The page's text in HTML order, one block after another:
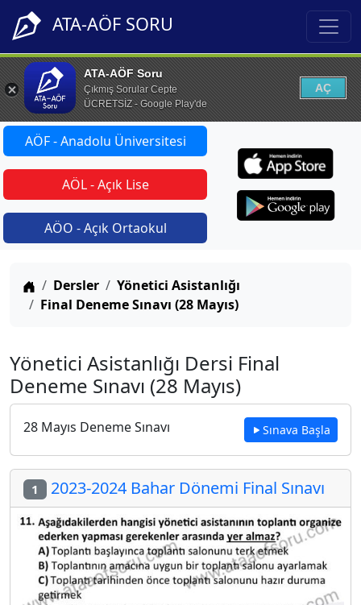
ATA-AÖF SORU
ATA-AÖF Soru
Çıkmış Sorular Cepte
ÜCRETSİZ - Google Play'de
AÇ
AÖF - Anadolu Üniversitesi
AÖL - Açık Lise
AÖO - Açık Ortaokul
Anasayfa
Dersler
Yönetici Asistanlığı
Final Deneme Sınavı (28 Mayıs)
Yönetici Asistanlığı Dersi Final
Deneme Sınavı (28 Mayıs)
28 Mayıs Deneme Sınavı Sınava Başla
1 2023-2024 Bahar Dönemi Final Sınavı